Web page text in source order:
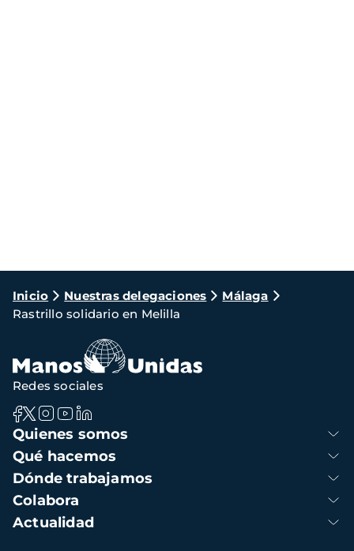
Ruta
de
navegación
Inicio Nuestras delegaciones
Málaga
Rastrillo solidario en Melilla
Navegación
principal
Quienes somos
Qué hacemos
Dónde trabajamos
Colabora
Actualidad
Redes sociales